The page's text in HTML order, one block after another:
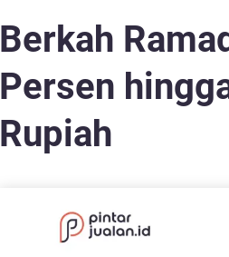
Berkah
Persen
Rupiah